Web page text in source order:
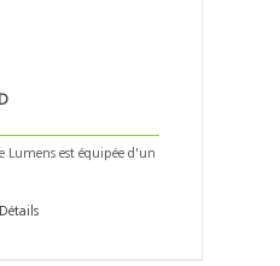
Lumens est équipée d'un
Détails